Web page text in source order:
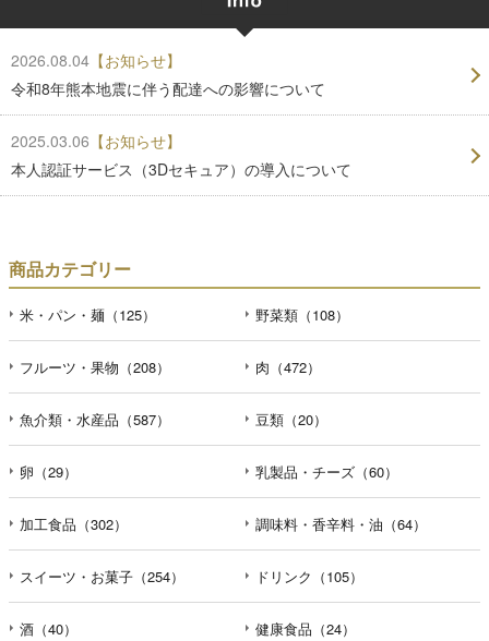
2026.08.04 【お知らせ】
令和8年熊本地震に伴う配達への影響について
2025.03.06 【お知らせ】
本人認証サービス（3Dセキュア）の導入について
商品カテゴリー
米・パン・麺（125） 野菜類（108）
フルーツ・果物（208） 肉（472）
魚介類・水産品（587） 豆類（20）
卵（29） 乳製品・チーズ（60）
加工食品（302） 調味料・香辛料・油（64）
スイーツ・お菓子（254） ドリンク（105）
酒（40） 健康食品（24）